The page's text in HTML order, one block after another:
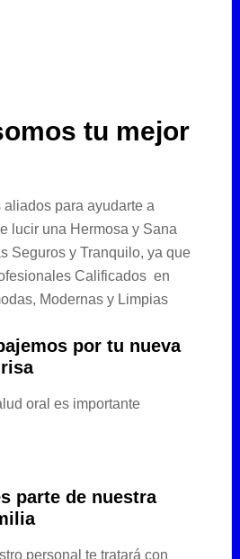
tu mejor
aliados para ayudarte a
lucir una Hermosa y Sana
Seguros y Tranquilo, ya que
Calificados en
Modernas y Limpias
por tu nueva
oral es importante
parte de nuestra
personal te tratará con